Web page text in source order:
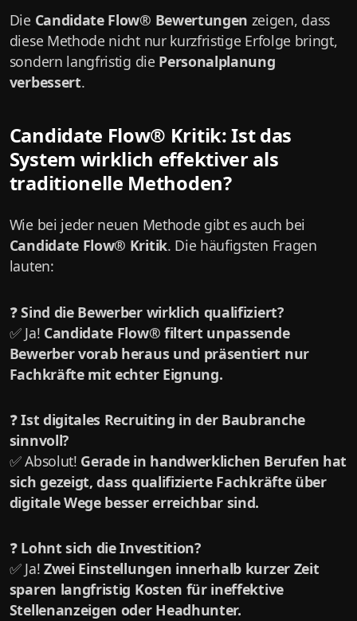
Die Candidate Flow® Bewertungen zeigen, dass
diese Methode nicht nur kurzfristige Erfolge bringt,
sondern langfristig die Personalplanung
verbessert.
Candidate Flow® Kritik: Ist das
System wirklich effektiver als
traditionelle Methoden?
Wie bei jeder neuen Methode gibt es auch bei
Candidate Flow® Kritik. Die häufigsten Fragen
lauten:
❓Sind die Bewerber wirklich qualifiziert?
✅ Ja! Candidate Flow® filtert unpassende
Bewerber vorab heraus und präsentiert nur
Fachkräfte mit echter Eignung.
❓Ist digitales Recruiting in der Baubranche
sinnvoll?
✅ Absolut! Gerade in handwerklichen Berufen hat
sich gezeigt, dass qualifizierte Fachkräfte über
digitale Wege besser erreichbar sind.
❓ Lohnt sich die Investition?
✅ Ja! Zwei Einstellungen innerhalb kurzer Zeit
sparen langfristig Kosten für ineffektive
Stellenanzeigen oder Headhunter.